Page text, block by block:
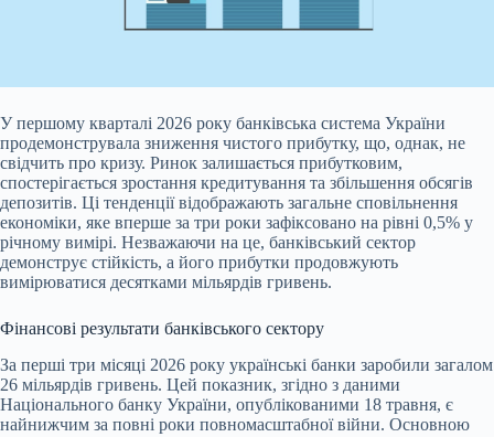
У першому кварталі 2026 року банківська система України
продемонструвала зниження чистого прибутку, що, однак, не
свідчить про кризу. Ринок залишається прибутковим,
спостерігається зростання кредитування та збільшення обсягів
депозитів. Ці тенденції відображають загальне сповільнення
економіки, яке вперше за три роки зафіксовано на рівні 0,5% у
річному вимірі. Незважаючи на це, банківський сектор
демонструє стійкість, а його прибутки продовжують
вимірюватися десятками мільярдів гривень.
Фінансові результати банківського сектору
За перші три місяці 2026 року українські банки заробили загалом
26 мільярдів гривень. Цей показник, згідно з даними
Національного банку України, опублікованими 18 травня, є
найнижчим за повні роки повномасштабної війни. Основною